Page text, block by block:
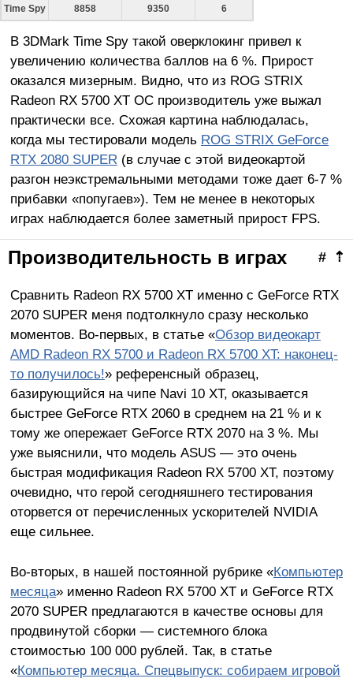
Time Spy 8858 9350 6
В 3DMark Time Spy такой оверклокинг привел к
увеличению количества баллов на 6 %. Прирост
оказался мизерным. Видно, что из ROG STRIX
Radeon RX 5700 XT OC производитель уже выжал
практически все. Схожая картина наблюдалась,
когда мы тестировали модель ROG STRIX GeForce
RTX 2080 SUPER (в случае с этой видеокартой
разгон неэкстремальными методами тоже дает 6-7 %
прибавки «попугаев»). Тем не менее в некоторых
играх наблюдается более заметный прирост FPS.
⇡
#
Производительность в играх
Сравнить Radeon RX 5700 XT именно с GeForce RTX
2070 SUPER меня подтолкнуло сразу несколько
моментов. Во-первых, в статье «Обзор видеокарт
AMD Radeon RX 5700 и Radeon RX 5700 XT: наконец-
то получилось!» референсный образец,
базирующийся на чипе Navi 10 XT, оказывается
быстрее GeForce RTX 2060 в среднем на 21 % и к
тому же опережает GeForce RTX 2070 на 3 %. Мы
уже выяснили, что модель ASUS — это очень
быстрая модификация Radeon RX 5700 XT, поэтому
очевидно, что герой сегодняшнего тестирования
оторвется от перечисленных ускорителей NVIDIA
еще сильнее.
Во-вторых, в нашей постоянной рубрике «Компьютер
месяца» именно Radeon RX 5700 XT и GeForce RTX
2070 SUPER предлагаются в качестве основы для
продвинутой сборки — системного блока
стоимостью 100 000 рублей. Так, в статье
«Компьютер месяца. Спецвыпуск: собираем игровой